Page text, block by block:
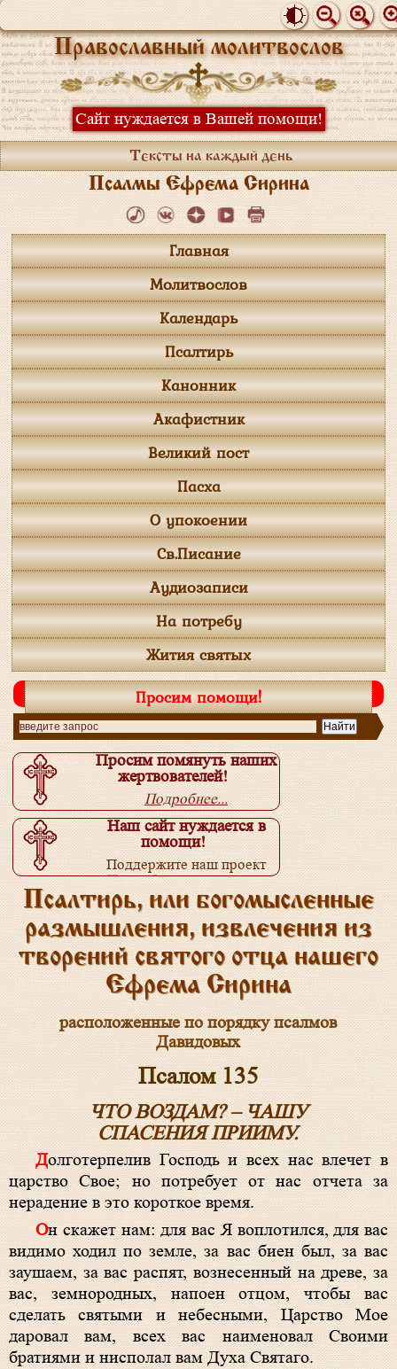
Православный молитвослов
Сайт нуждается в Вашей помощи!
Тексты на каждый день
Псалмы Ефрема Сирина
Главная
Молитвослов
Календарь
Псалтирь
Канонник
Акафистник
Великий пост
Пасха
О упокоении
Св.Писание
Аудиозаписи
На потребу
Жития святых
Просим помощи!
Просим помянуть наших
жертвователей!
Подробнее...
Наш сайт нуждается в
помощи!
Поддержите наш проект
Подробнее...
Псалтирь, или богомысленные
размышления, извлечения из
творений святого отца нашего
Ефрема Сирина
расположенные по порядку псалмов
Давидовых
Псалом 135
ЧТО ВОЗДАМ? – ЧАШУ
СПАСЕНИЯ ПРИИМУ.
Долготерпелив Господь и всех нас влечет в
царство Свое; но потребует от нас отчета за
нерадение в это короткое время.
Он скажет нам: для вас Я воплотился, для вас
видимо ходил по земле, за вас биен был, за вас
заушаем, за вас распят, вознесенный на древе, за
вас, земнородных, напоен отцом, чтобы вас
сделать святыми и небесными, Царство Мое
даровал вам, всех вас наименовал Своими
братиями и нисполал вам Духа Святаго.